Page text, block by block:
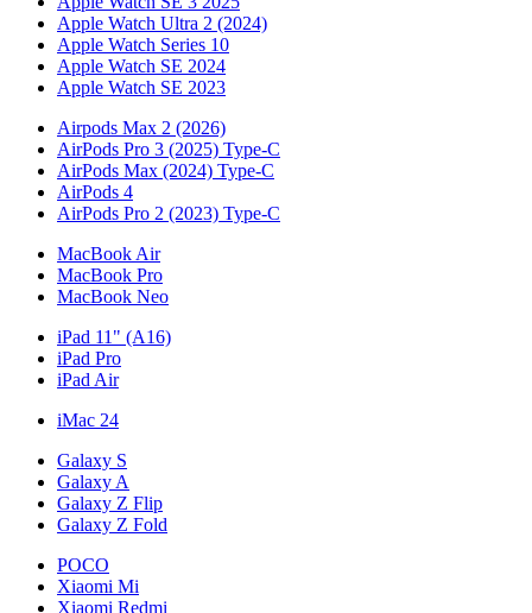
Apple Watch Ultra 2 (2024)
Apple Watch Series 10
Apple Watch SE 2024
Apple Watch SE 2023
Airpods Max 2 (2026)
AirPods Pro 3 (2025) Type-C
AirPods Max (2024) Type-C
AirPods 4
AirPods Pro 2 (2023) Type-C
MacBook Air
MacBook Pro
MacBook Neo
iPad 11" (A16)
iPad Pro
iPad Air
iMac 24
Galaxy S
Galaxy A
Galaxy Z Flip
Galaxy Z Fold
POCO
Xiaomi Mi
Xiaomi Redmi